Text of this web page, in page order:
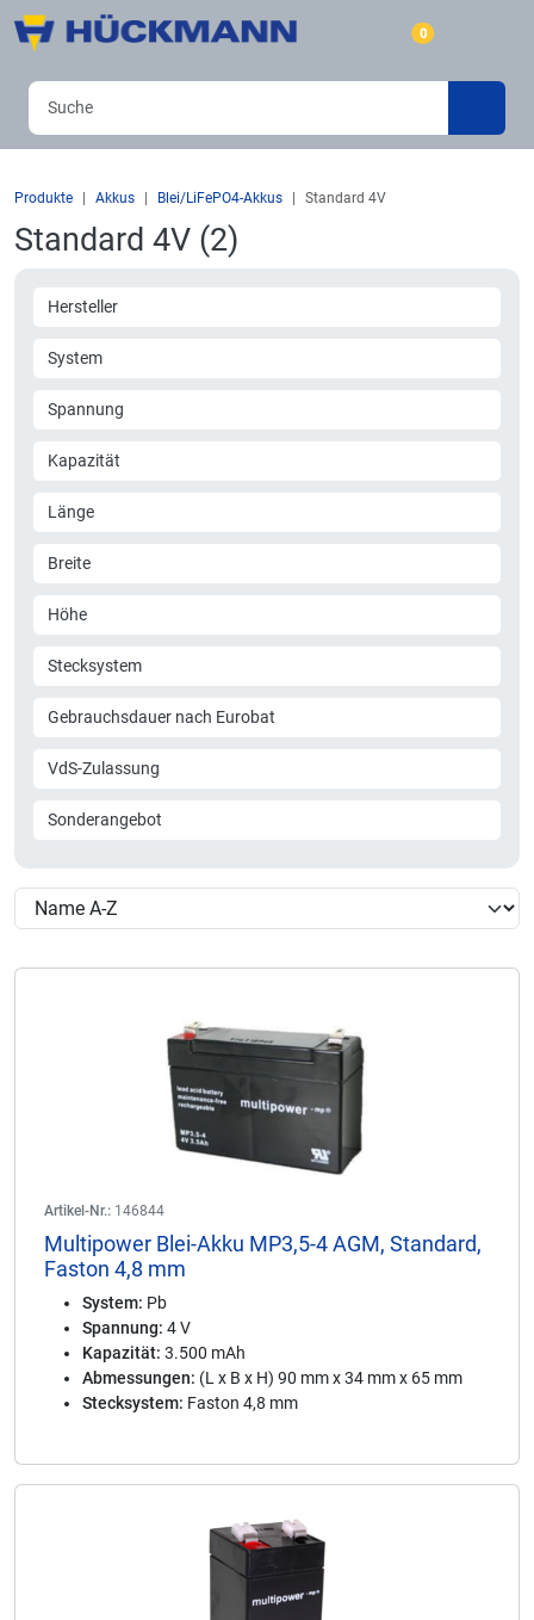
0
Produkte Akkus Blei/LiFePO4-Akkus Standard 4V
Standard 4V (2)
Hersteller
System
Spannung
Kapazität
Länge
Breite
Höhe
Stecksystem
Gebrauchsdauer nach Eurobat
VdS-Zulassung
Sonderangebot
Artikel-Nr.: 146844
Multipower Blei-Akku MP3,5-4 AGM, Standard,
Faston 4,8 mm
System: Pb
Spannung: 4 V
Kapazität: 3.500 mAh
Abmessungen: (L x B x H) 90 mm x 34 mm x 65 mm
Stecksystem: Faston 4,8 mm